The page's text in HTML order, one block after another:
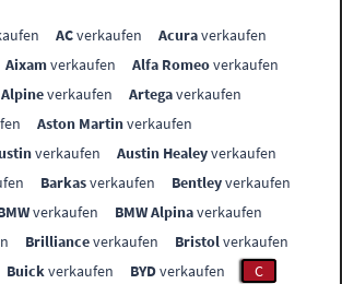
ACverkaufen Acuraverkaufen
Aixamverkaufen Alfa Romeoverkaufen
Alpineverkaufen Artegaverkaufen
Aston Martinverkaufen
verkaufen Austin Healeyverkaufen
Barkasverkaufen Bentleyverkaufen
verkaufen BMW Alpinaverkaufen
Brillianceverkaufen Bristolverkaufen
Buickverkaufen BYDverkaufen C